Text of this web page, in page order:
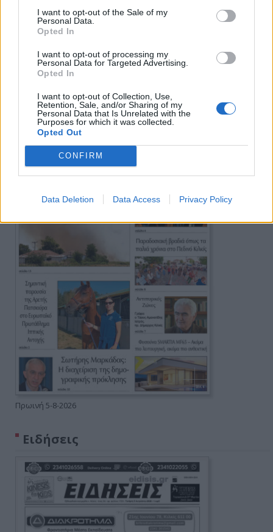
I want to opt-out of the Sale of my
Personal Data.
Opted In
I want to opt-out of processing my
Personal Data for Targeted Advertising.
Opted In
I want to opt-out of Collection, Use,
Retention, Sale, and/or Sharing of my
Personal Data that Is Unrelated with the
Purposes for which it was collected.
Opted Out
CONFIRM
Data Deletion Data Access Privacy Policy
Πρωινή
Πρωινή 5-8-2026
Ειδήσεις